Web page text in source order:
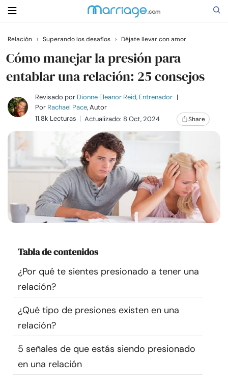
Buscar
Casarse
Relaciones
Familia
Cursos
Comunidad
Encuentra un terapeuta
Idioma
Sobre nosotros Contáctanos
Relación › Superando los desafíos › Déjate llevar con amor
Cómo manejar la presión para
entablar una relación: 25 consejos
Revisado por Dionne Eleanor Reid, Entrenador |
Por Rachael Pace, Autor
11.8k Lecturas
Actualizado: 8 Oct, 2024 Share
Tabla de contenidos
¿Por qué te sientes presionado a tener una
relación?
¿Qué tipo de presiones existen en una
relación?
5 señales de que estás siendo presionado
en una relación